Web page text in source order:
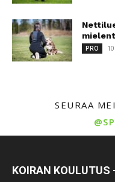
PRO
SEURAA
KOIRAN KOULUTUS